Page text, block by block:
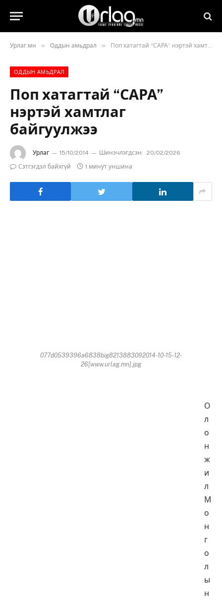
Урлаг.мн » Оддын амьдрал » Поп хатагтай “САРА” нэртэй хамтлаг байгуулжээ
ОДДЫН АМЬДРАЛ
Поп хатагтай “САРА”
нэртэй хамтлаг
байгуулжээ
Урлаг 15/10/2014 Шинэчлэгдсэн: 20/02/2026
Сэтгэгдэл байхгүй
1 минут уншина
077d0539396a6838big8213883092014-10-15-12-
26[www.urlag.mn].jpg
О
л
о
н
ж
и
л
М
о
н
г
о
л
ы
н